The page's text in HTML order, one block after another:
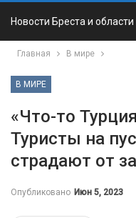
Новости Бреста и области
Главная В мире
В МИРЕ
«Что-то
Туристы на
страдают от
Опубликовано Июн 5, 2023